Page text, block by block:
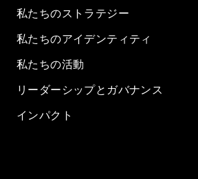
私たちのストラテジー
私たちのアイデンティティ
私たちの活動
リーダーシップとガバナンス
インパクト